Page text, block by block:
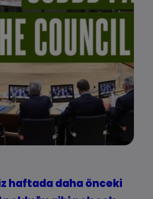
haftada daha önceki